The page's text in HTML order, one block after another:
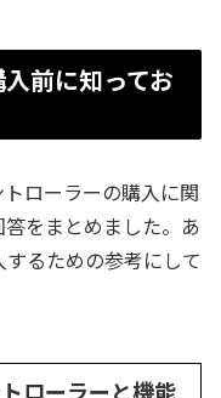
前に知ってお
ローラーの購入に関
をまとめました。あ
るための参考にして
ローラーと機能